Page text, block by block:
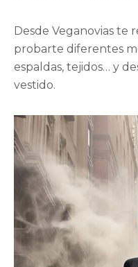
Desde Veganovias te
probarte diferentes
espaldas, tejidos… y
vestido.